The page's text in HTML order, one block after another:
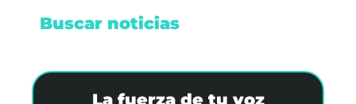
Buscar noticias
La fuerza de tu voz